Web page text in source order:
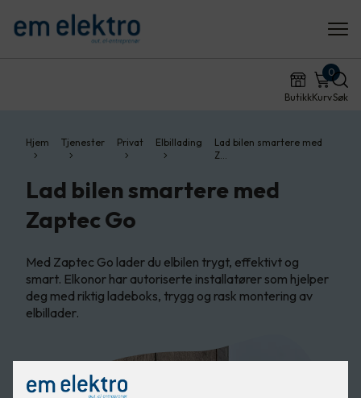
ButikkKurv
0
Søk
Hjem Tjenester Privat Elbillading
Lad bilen smartere med
Z…
Lad bilen smartere med
Zaptec Go
Med Zaptec Go lader du elbilen trygt, effektivt og
smart. Elkonor har autoriserte installatører som hjelper
deg med riktig ladeboks, trygg og rask montering av
elbillader.